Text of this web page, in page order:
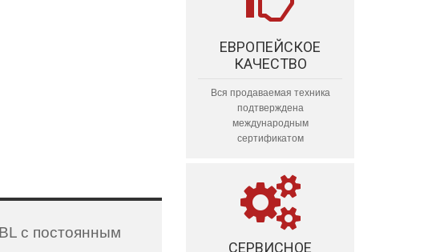
с постоянным
ЕВРОПЕЙСКОЕ
КАЧЕСТВО
Вся продаваемая техника
подтверждена
международным
сертификатом
СЕРВИСНОЕ